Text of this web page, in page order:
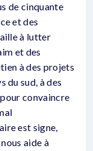
de cinquante
et des
à lutter
et des
à des projets
du sud, à des
convaincre
est signe,
aide à